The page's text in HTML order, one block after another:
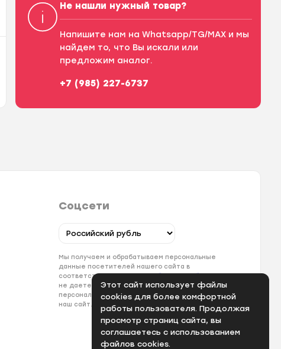
Этот сайт использует файлы
cookies для более комфортной
работы пользователя. Продолжая
просмотр страниц сайта, вы
соглашаетесь с использованием
файлов cookies.
Не нашли нужный товар?
Напишите нам на Whatsapp/TG/MAX и мы
найдем то, что Вы искали или
предложим аналог.
+7 (985) 227-6737
Соцсети
Мы получаем и обрабатываем персональные
данные посетителей нашего сайта в
соответствии софициальной политикой. Если вы
не даете согласия на обработку своих
персональных данных, вам необходимо покинуть
наш сайт.